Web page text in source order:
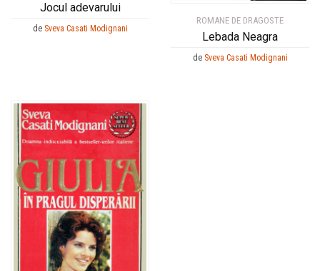
Jocul adevarului
de Sveva Casati Modignani
ROMANE DE DRAGOSTE
Lebada Neagra
de Sveva Casati Modignani